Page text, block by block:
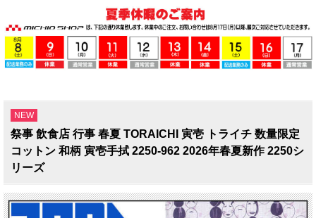
NEW
祭事 飲食店 行事 春夏 TORAICHI 寅壱 トライチ 数量限定
コットン 和柄 寅壱手拭 2250-962 2026年春夏新作 2250シ
リーズ